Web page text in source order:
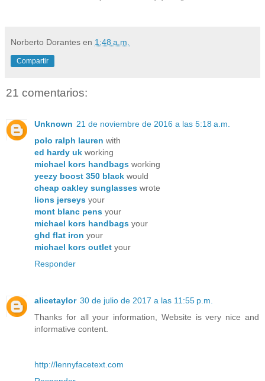
Norberto Dorantes en 1:48 a.m.
Compartir
21 comentarios:
Unknown 21 de noviembre de 2016 a las 5:18 a.m.
polo ralph lauren with
ed hardy uk working
michael kors handbags working
yeezy boost 350 black would
cheap oakley sunglasses wrote
lions jerseys your
mont blanc pens your
michael kors handbags your
ghd flat iron your
michael kors outlet your
Responder
alicetaylor 30 de julio de 2017 a las 11:55 p.m.
Thanks for all your information, Website is very nice and
informative content.
http://lennyfacetext.com